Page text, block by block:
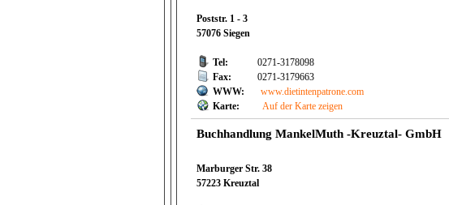
Poststr. 1 - 3
57076 Siegen
Tel:
0271-3178098
Fax:
0271-3179663
WWW:
www.dietintenpatrone.com
Karte:
Auf der Karte zeigen
Buchhandlung MankelMuth -Kreuztal- GmbH
Marburger Str. 38
57223 Kreuztal